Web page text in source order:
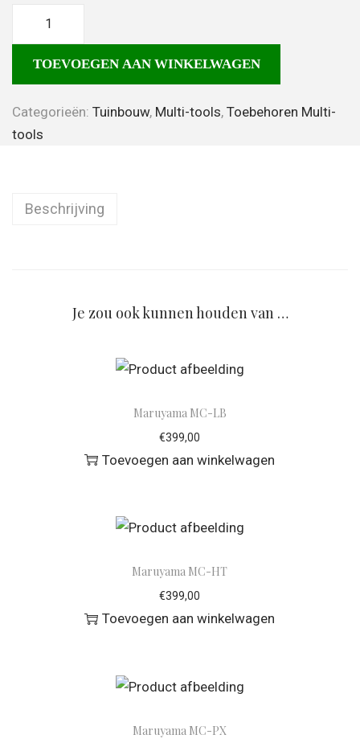
TOEVOEGEN AAN WINKELWAGEN
Categorieën: Tuinbouw, Multi-tools, Toebehoren Multi-
tools
Beschrijving
Je zou ook kunnen houden van …
Maruyama MC-LB
€399,00
Toevoegen aan winkelwagen
Maruyama MC-HT
€399,00
Toevoegen aan winkelwagen
Maruyama MC-PX